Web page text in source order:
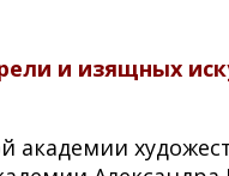
и изящных
академии